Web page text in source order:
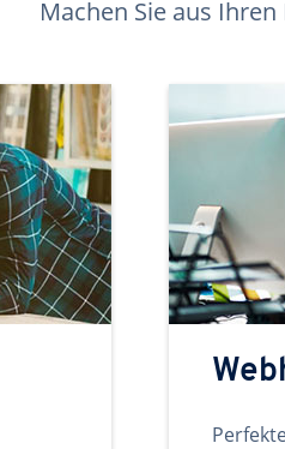
Machen Sie aus